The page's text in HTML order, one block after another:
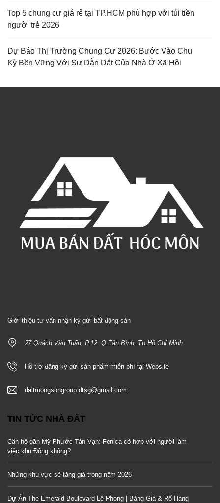
Top 5 chung cư giá rẻ tại TP.HCM phù hợp với túi tiền
người trẻ 2026
Dự Báo Thị Trường Chung Cư 2026: Bước Vào Chu
Kỳ Bền Vững Với Sự Dẫn Dắt Của Nhà Ở Xã Hội
Giới thiệu tư vấn nhận ký gửi bất động sản
27 Quách Văn Tuấn, P.12, Q.Tân Bình, Tp.Hồ Chí Minh
Hỗ trợ đăng ký gửi sản phẩm miễn phí tại Website
daitruongsongroup.dtsg@gmail.com
TIN TỨC NHÀ ĐẤT
Căn hộ gần Mỹ Phước Tân Vạn: Fenica có hợp với người làm
việc khu Đông không?
Những khu vực sẽ tăng giá trong năm 2026
Dự Án The Emerald Boulevard Lê Phong | Bảng Giá & Rổ Hàng